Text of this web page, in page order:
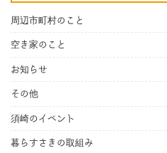
周辺市町村のこと
空き家のこと
お知らせ
その他
須崎のイベント
暮らすさきの取組み